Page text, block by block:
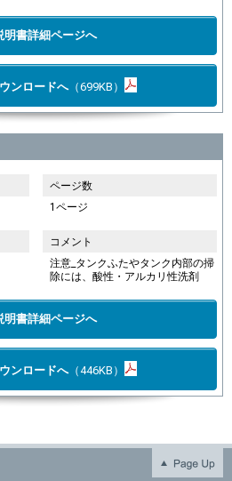
明書詳細ページへ
ンロードへ（699KB）
ページ数
1ページ
コメント
注意_タンクふたやタンク内部の掃
除には、酸性・アルカリ性洗剤
明書詳細ページへ
ンロードへ（446KB）